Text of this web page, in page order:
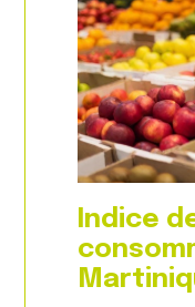
e
–
A
n
n
é
e
2
0
2
6
s
p
r
i
x
d
e
p
r
o
d
u
c
t
Indice